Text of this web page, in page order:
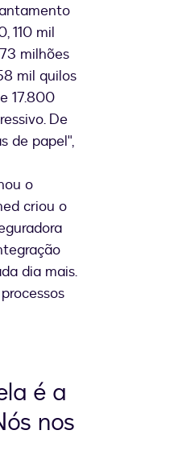
110 mil
milhões
mil quilos
17.800
De
de papel",
o
criou o
dia mais.
é a
nos